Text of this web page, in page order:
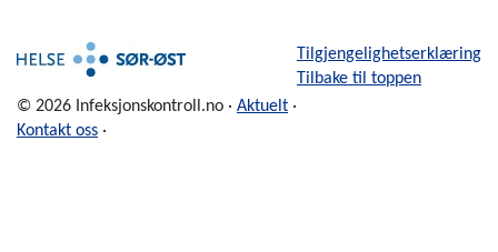
Tilgjengelighetserklæring
Tilbake til toppen
© 2026 Infeksjonskontroll.no · Aktuelt ·
Kontakt oss ·